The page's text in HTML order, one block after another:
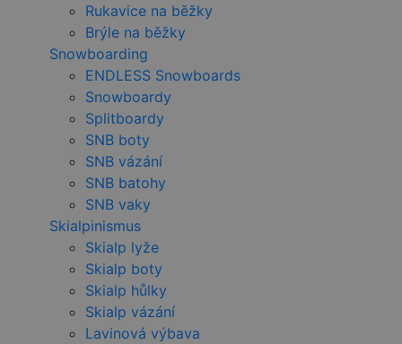
Rukavice na běžky
Brýle na běžky
Snowboarding
ENDLESS Snowboards
Snowboardy
Splitboardy
SNB boty
SNB vázání
SNB batohy
SNB vaky
Skialpinismus
Skialp lyže
Skialp boty
Skialp hůlky
Skialp vázání
Lavinová výbava